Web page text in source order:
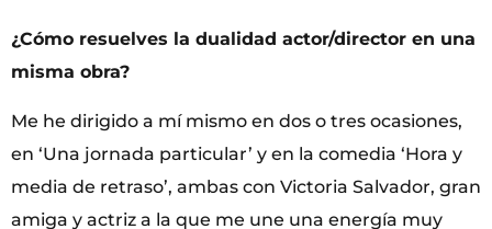
¿Cómo resuelves la dualidad actor/director en una
misma obra?
Me he dirigido a mí mismo en dos o tres ocasiones,
en ‘Una jornada particular’ y en la comedia ‘Hora y
media de retraso’, ambas con Victoria Salvador, gran
amiga y actriz a la que me une una energía muy